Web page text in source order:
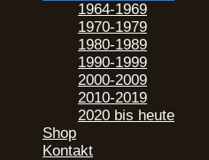
1964-1969
1970-1979
1980-1989
1990-1999
2000-2009
2010-2019
2020 bis heute
Shop
Kontakt